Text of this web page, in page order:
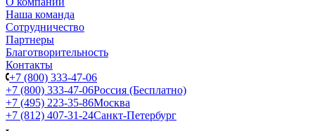
Наша команда
Сотрудничество
Партнеры
Благотворительность
Контакты
+7 (800) 333-47-06
+7 (800) 333-47-06Россия (Бесплатно)
+7 (495) 223-35-86Москва
+7 (812) 407-31-24Санкт-Петербург